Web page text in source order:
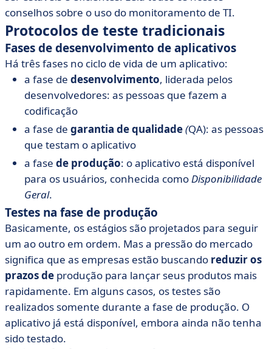
• Conclusão
conselhos sobre o uso do monitoramento de TI.
Protocolos de teste tradicionais
Fases de desenvolvimento de aplicativos
Há três fases no ciclo de vida de um aplicativo:
a fase de desenvolvimento, liderada pelos
desenvolvedores: as pessoas que fazem a
codificação
a fase de garantia de qualidade(QA): as pessoas
que testam o aplicativo
a fase de produção: o aplicativo está disponível
para os usuários, conhecida comoDisponibilidade
Geral.
Testes na fase de produção
Basicamente, os estágios são projetados para seguir
um ao outro em ordem. Mas a pressão do mercado
significa que as empresas estão buscando reduzir os
prazos de produção para lançar seus produtos mais
rapidamente. Em alguns casos, os testes são
realizados somente durante a fase de produção. O
aplicativo já está disponível, embora ainda não tenha
sido testado.